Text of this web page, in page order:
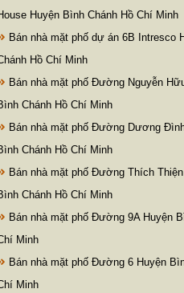
Huyện Bình Chánh Hồ Chí Minh
Bán nhà mặt phố dự án 6B Intresco
Hồ Chí Minh
Bán nhà mặt phố Đường Nguyễn
Chánh Hồ Chí Minh
Bán nhà mặt phố Đường Dương
Chánh Hồ Chí Minh
Bán nhà mặt phố Đường Thích
Chánh Hồ Chí Minh
Bán nhà mặt phố Đường 9A Huyện
Minh
Bán nhà mặt phố Đường 6 Huyện
Minh